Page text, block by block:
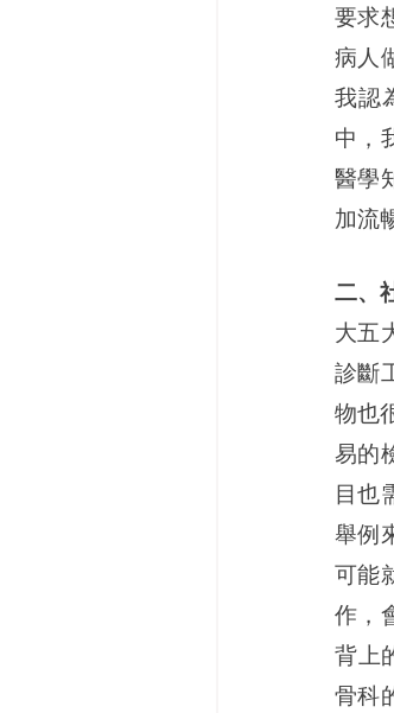
要求
病人
我認
中，
醫學
加流
二、
大五
診斷
物也
易的
目也
舉例
可能
作，
背上
骨科